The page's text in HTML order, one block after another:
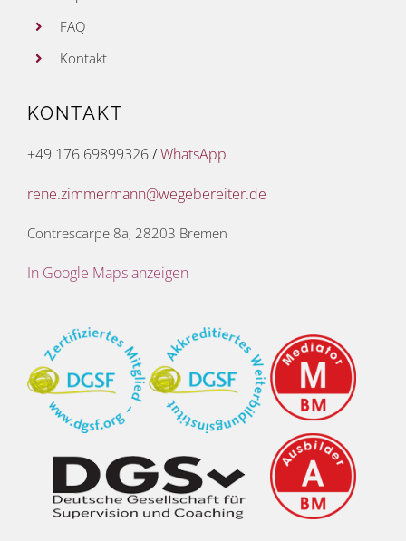
FAQ
Kontakt
KONTAKT
+49 176 69899326/WhatsApp
rene.zimmermann@wegebereiter.de
Contrescarpe 8a, 28203 Bremen
In Google Maps anzeigen